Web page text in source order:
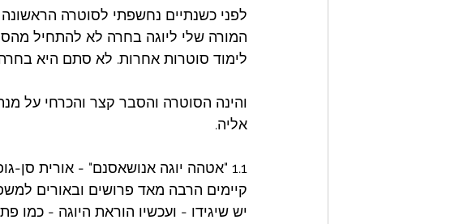
לפני כשנתיים נחשפתי לסוטרה
המורה שלי ליוגה בחרה לא להתחיל
לימוד סוטרות אחרות. לא סתם היא
והינה הסוטרה והסבר קצר והכרחי על
אליה.
1.1 "אטהה יוגה אנושאסנם" - אורית סן-גופטה תירגמה "ועכשיו הוראת היוגה"
קיימים הרבה מאד פרושים ובאורים
יש שיגידו - ועכשיו הוראת היוגה -